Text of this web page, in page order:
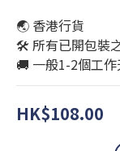
🌏 香港行貨
🛠️ 所有已開包裝
🚚 一般1-2個工
HK$108.00